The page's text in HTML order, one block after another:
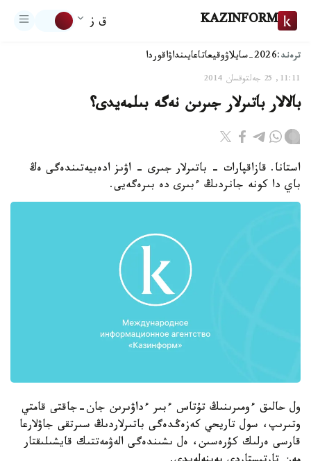
KAZINFORM ق ز
ترەند:2026-سايلاۋ وقيعاتاعايىنداۋاقوردا
11:11, 25 جەلتوقسان 2014
بالالار باتىرلار جىرىن نەگە بىلمەيدى؟
استانا. قازاقپارات - باتىرلار جىرى - اۋىز ادەبيەتىندەگى ەڭ
باي دا كونە جانردىڭ ءبىرى دە بىرەگەيى.
ول حالىق ءومىرىنىڭ تۇتاس ءبىر ءداۋىرىن جان-جاقتى قامتي
وتىرىپ، سول تاريحي كەزەڭدەگى باتىرلاردىڭ سىرتقى جاۋلارعا
قارسى ەرلىك كۇرەسىن، ەل ىشىندەگى الەۋمەتتىك قايشىلىقتار